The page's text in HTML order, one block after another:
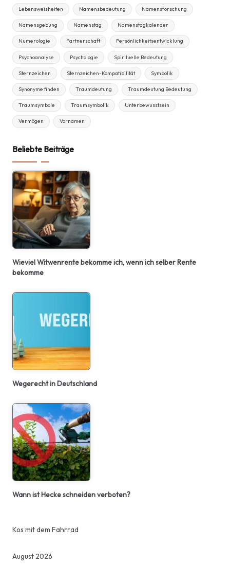
Lebensweisheiten Namensbedeutung Namensforschung
Namensgebung Namenstag Namenstagkalender
Numerologie Partnerschaft Persönlichkeitsentwicklung
Psychoanalyse Psychologie Spirituelle Bedeutung
Sternzeichen Sternzeichen-Kompatibilität Symbolik
Synonyme finden Traumdeutung Traumdeutung Bedeutung
Traumsymbole Traumsymbolik Unterbewusstsein
Vermögen Vornamen
Beliebte Beiträge
Wieviel Witwenrente bekomme ich, wenn ich selber Rente
bekomme
Wegerecht in Deutschland
Wann ist Hecke schneiden verboten?
Kos mit dem Fahrrad
August 2026